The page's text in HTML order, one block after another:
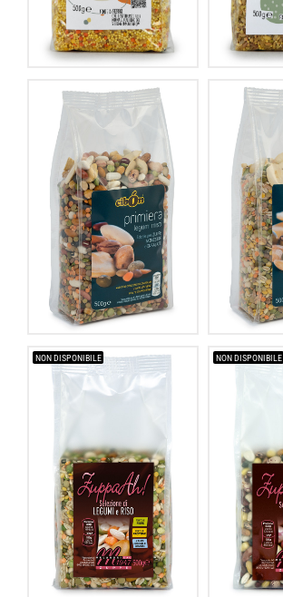
NON DISPONIBILE NON DISPONIBILE